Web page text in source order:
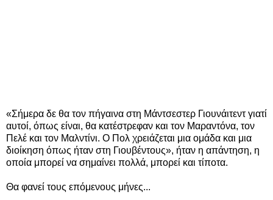
«Σήμερα δε θα τον πήγαινα στη Μάντσεστερ Γιουνάιτεντ γιατί
αυτοί, όπως είναι, θα κατέστρεφαν και τον Μαραντόνα, τον
Πελέ και τον Μαλντίνι. Ο Πολ χρειάζεται μια ομάδα και μια
διοίκηση όπως ήταν στη Γιουβέντους», ήταν η απάντηση, η
οποία μπορεί να σημαίνει πολλά, μπορεί και τίποτα.
Θα φανεί τους επόμενους μήνες...